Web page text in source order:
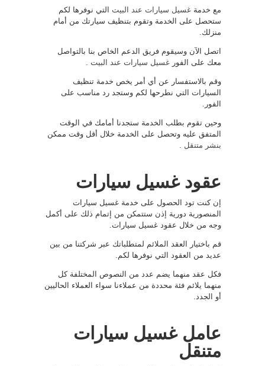
مع خدمة غسيل سيارات عند البيت التي نوفرها لكم
ستحصل على الخدمة وتقوم بتنظيف سيارتك من أمام
منزلك.
اتصل الآن وسيقوم فريق الدعم الخاص بنا بالتواصل
معك على الفور غسيل سيارات عند البيت
وقم بالاستفسار عن أي أمر يخص خدمة تنظيف
السيارات التي نطرحها لكم وستجد رد مناسب على
الفور.
وحين تقوم بطلب الخدمة ستجدنا أمامك في الوقت
المتفق عليه وتحصل على الخدمة خلال أقل وقت ممكن
بنشر متنقل
عقود غسيل سيارات
إن كنت تود الحصول على خدمة غسيل سيارات
المنصورية دورية إذن ستتمكن من إتمام ذلك على أكمل
وجه من خلال عقود غسيل سيارات.
قم باختيار العقد الملائم لمتطلباتك عبر شركتنا من بين
عديد من العقود التي نوفرها لكم.
فكل عقد منهما يضم عدد من النصوص المختلفة كل
منهما يلائم فئة محددة من عملاءنا سواء العملاء الحاليين
أو الجدد.
عامل غسيل سيارات
متنقل